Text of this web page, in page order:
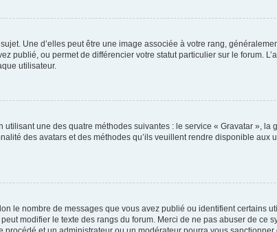
Une d’elles peut être une image associée à votre rang,
publié, ou permet de différencier votre statut particulier sur le forum.
utilisateur.
une des quatre méthodes suivantes : le service « Gravatar », la
des avatars et des méthodes qu’ils veuillent rendre disponible aux
le nombre de messages que vous avez publié ou identifient certains
modifier le texte des rangs du forum. Merci de ne pas abuser de ce